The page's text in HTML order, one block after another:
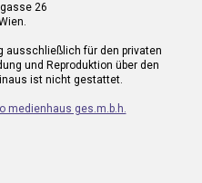
26
ausschließlich für den privaten
und Reproduktion über den
ist nicht gestattet.
medienhaus ges.m.b.h.